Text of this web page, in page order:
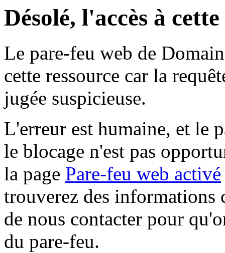
Désolé, l'accès à
Le pare-feu web de
cette ressource car la
jugée suspicieuse.
L'erreur est humaine, et le
le blocage n'est pas
la page Pare-feu web activé
trouverez des informations
de nous contacter pour
du pare-feu.